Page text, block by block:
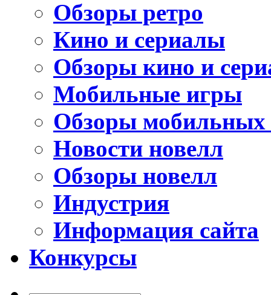
Обзоры ретро
Кино и сериалы
Обзоры кино и
Мобильные игры
Обзоры мобильных
Новости новелл
Обзоры новелл
Индустрия
Информация сайта
Конкурсы